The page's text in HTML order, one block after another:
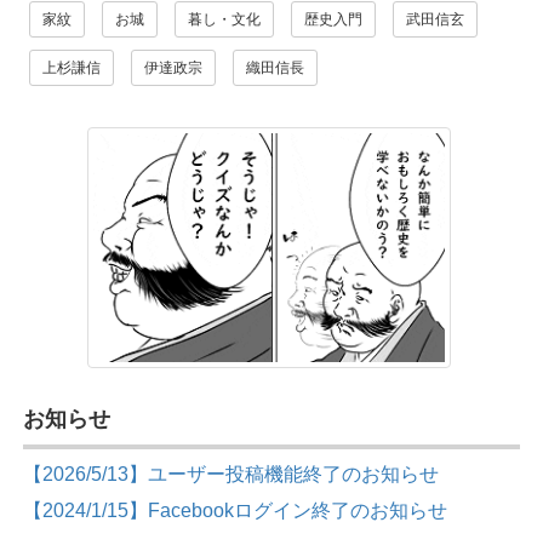
家紋 お城 暮し・文化 歴史入門 武田信玄
上杉謙信 伊達政宗 織田信長
お知らせ
【2026/5/13】ユーザー投稿機能終了のお知らせ
【2024/1/15】Facebookログイン終了のお知らせ